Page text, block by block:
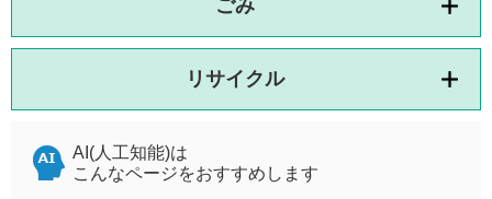
ごみ
リサイクル
AI(人工知能)は
こんなページをおすすめします